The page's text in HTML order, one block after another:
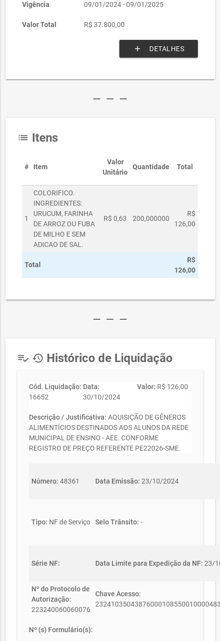
Vigência 09/01/2024 - 09/01/2025
Valor Total R$ 37.800,00
add DETALHES
remove remove remove
list Itens
# Item
Valor
Unitário
Quantidade Total
1
COLORIFICO.
INGREDIENTES:
URUCUM, FARINHA
DE ARROZ OU FUBA
DE MILHO E SEM
ADICAO DE SAL.
R$ 0,63 200,000000
R$
126,00
Total
R$
126,00
remove remove remove
playlist_add_check history Histórico de Liquidação
Cód. Liquidação:
16652
Data:
30/10/2024
Valor: R$ 126,00
Descrição / Justificativa: AQUISIÇÃO DE GÊNEROS
ALIMENTÍCIOS DESTINADOS AOS ALUNOS DA REDE
MUNICIPAL DE ENSINO - AEE. CONFORME
REGISTRO DE PREÇO REFERENTE PE22026-SME.
Número: 48361 Data Emissão: 23/10/2024
Tipo: NF de Serviço Selo Trânsito: -
Série NF: Data Limite para Expedição da NF: 23/
Nº do Protocolo de
Autorização:
223240060060076
Chave Acesso:
Nº (s) Formulário(s):